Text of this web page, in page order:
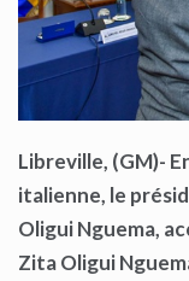
Libreville, (GM)-
italienne, le
Oligui Nguema,
Zita Oligui